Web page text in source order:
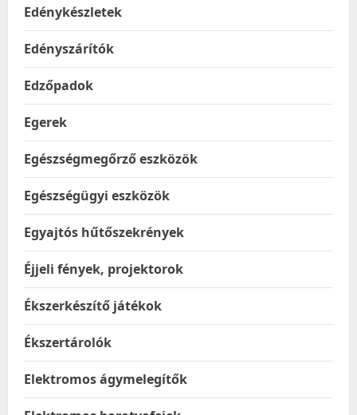
Edénykészletek
Edényszárítók
Edzőpadok
Egerek
Egészségmegőrző eszközök
Egészségügyi eszközök
Egyajtós hűtőszekrények
Éjjeli fények, projektorok
Ékszerkészítő játékok
Ékszertárolók
Elektromos ágymelegítők